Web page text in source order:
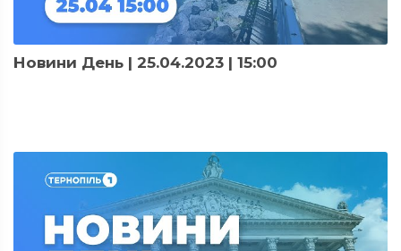
Новини День | 25.04.2023 | 15:00